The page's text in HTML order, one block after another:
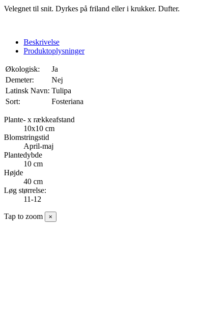
Velegnet til snit. Dyrkes på friland eller i krukker. Dufter.
Beskrivelse
Produktoplysninger
Økologisk:
Ja
Demeter:
Nej
Latinsk Navn: Tulipa
Sort:
Fosteriana
Plante- x rækkeafstand
10x10 cm
Blomstringstid
April-maj
Plantedybde
10 cm
Højde
40 cm
Løg størrelse:
11-12
Tap to zoom ×